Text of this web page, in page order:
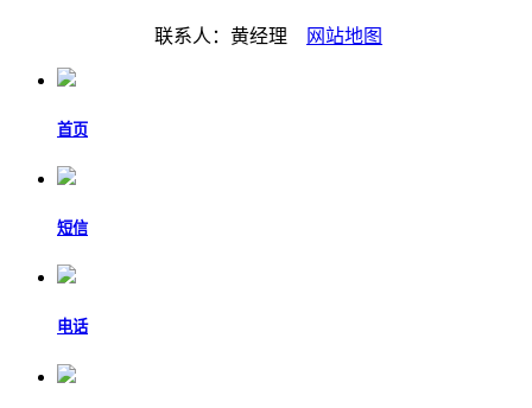
联系人：黄经理 网站地图
首页
短信
电话